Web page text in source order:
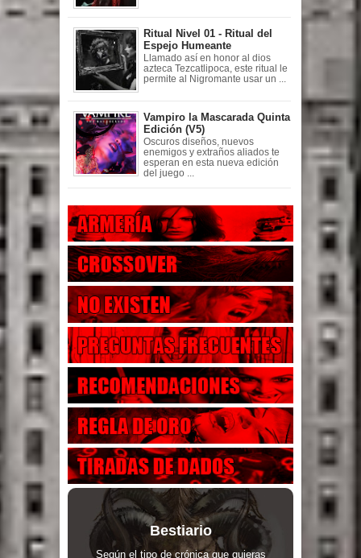
Ritual Nivel 01 - Ritual del
Espejo Humeante
Llamado así en honor al dios
azteca Tezcatlipoca, este ritual le
permite al Nigromante usar un ...
Vampiro la Mascarada Quinta
Edición (V5)
Oscuros diseños, nuevos
enemigos y extraños aliados te
esperan en esta nueva edición
del juego ...
Bestiario
Según el tipo de crónica que quieras